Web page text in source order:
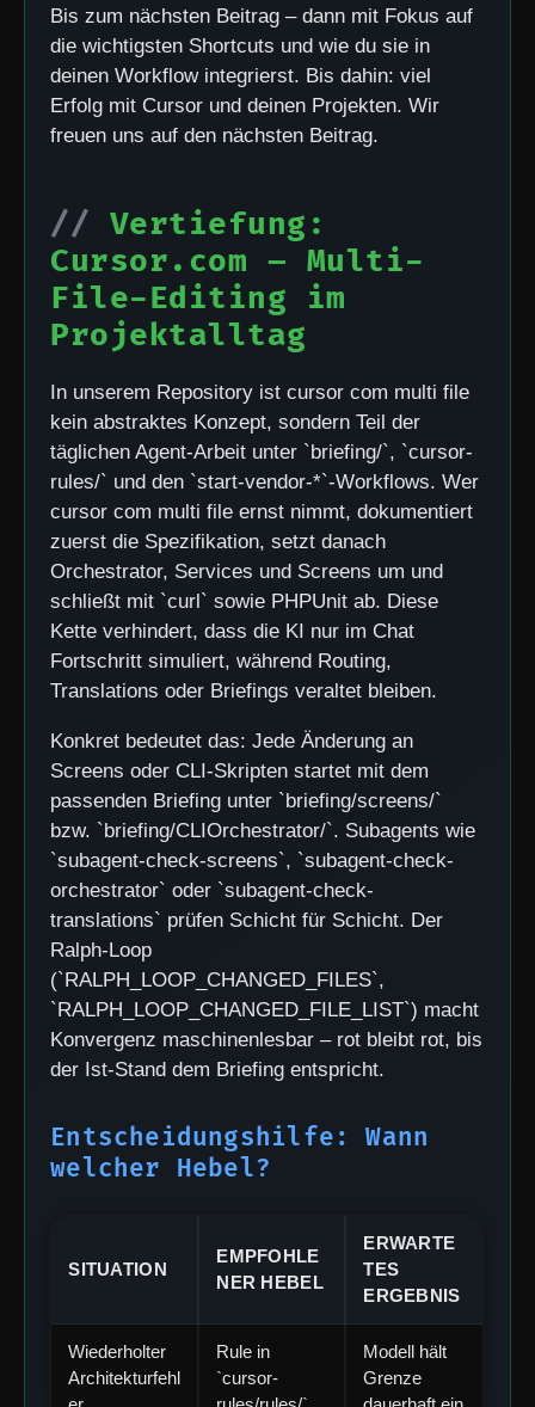
Bis zum nächsten Beitrag – dann mit Fokus auf
die wichtigsten Shortcuts und wie du sie in
deinen Workflow integrierst. Bis dahin: viel
Erfolg mit Cursor und deinen Projekten. Wir
freuen uns auf den nächsten Beitrag.
Vertiefung:
Cursor.com – Multi-
File-Editing im
Projektalltag
In unserem Repository ist cursor com multi file
kein abstraktes Konzept, sondern Teil der
täglichen Agent-Arbeit unter `briefing/`, `cursor-
rules/` und den `start-vendor-*`-Workflows. Wer
cursor com multi file ernst nimmt, dokumentiert
zuerst die Spezifikation, setzt danach
Orchestrator, Services und Screens um und
schließt mit `curl` sowie PHPUnit ab. Diese
Kette verhindert, dass die KI nur im Chat
Fortschritt simuliert, während Routing,
Translations oder Briefings veraltet bleiben.
Konkret bedeutet das: Jede Änderung an
Screens oder CLI-Skripten startet mit dem
passenden Briefing unter `briefing/screens/`
bzw. `briefing/CLIOrchestrator/`. Subagents wie
`subagent-check-screens`, `subagent-check-
orchestrator` oder `subagent-check-
translations` prüfen Schicht für Schicht. Der
Ralph-Loop
(`RALPH_LOOP_CHANGED_FILES`,
`RALPH_LOOP_CHANGED_FILE_LIST`) macht
Konvergenz maschinenlesbar – rot bleibt rot, bis
der Ist-Stand dem Briefing entspricht.
Entscheidungshilfe: Wann
welcher Hebel?
SITUATION
EMPFOHLE
NER HEBEL
ERWARTE
TES
ERGEBNIS
Wiederholter
Architekturfehl
Rule in
`cursor-
Modell hält
Grenze